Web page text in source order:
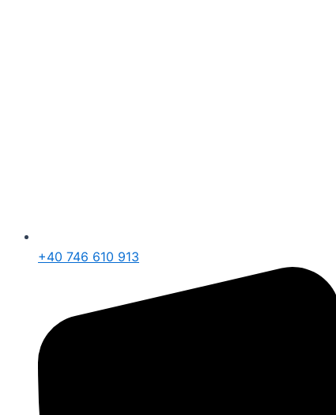
+40 746 610 913